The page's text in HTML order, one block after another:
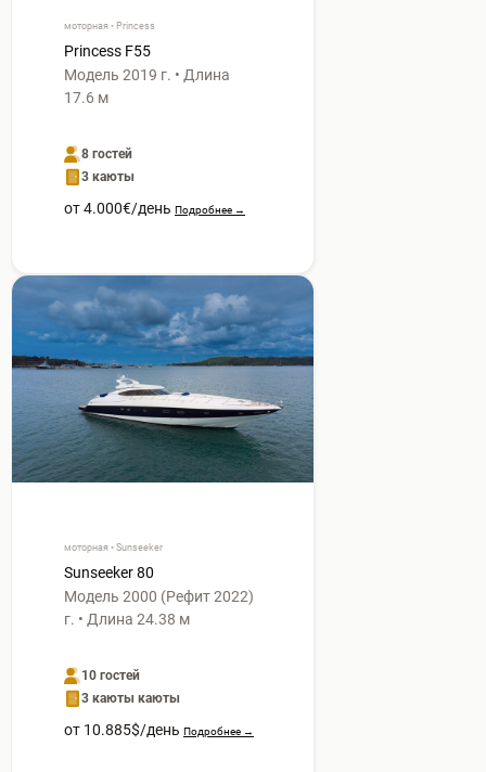
моторная • Princess
Princess F55
Модель 2019 г. • Длина
17.6 м
8 гостей
3 каюты
от 4.000€/день Подробнее →
моторная • Sunseeker
Sunseeker 80
Модель 2000 (Рефит 2022)
г. • Длина 24.38 м
10 гостей
3 каюты каюты
от 10.885$/день Подробнее →